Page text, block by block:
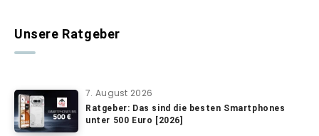
Unsere Ratgeber
7. August 2026
Ratgeber: Das sind die besten Smartphones
unter 500 Euro [2026]